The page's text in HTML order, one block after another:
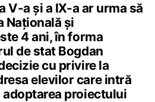
V-a și a IX-a ar urma să
Națională și
4 ani, în forma
de stat Bogdan
cu privire la
elevilor care intră
proiectului